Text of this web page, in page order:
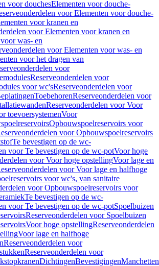
voor douchesElementen voor douche-
voor Elementen voor douche-
voor kranen en
voor Elementen voor kranen en
was- en
voor Elementen voor was- en
voor het dragen van
voor
Reserveonderdelen voor
voor wc'sReserveonderdelen voor
ToebehorenReserveonderdelen voor
Reserveonderdelen voor Voor
toevoersystemenVoor
Opbouwspoelreservoirs voor
voor Opbouwspoelreservoirs
Te bevestigen op de wc-
voor Te bevestigen op de wc-potVoor hoge
voor Voor hoge opstellingVoor lage en
voor Voor lage en halfhoge
voor wc's, van sanitaire
voor Opbouwspoelreservoirs voor
Te bevestigen op de wc-
voor Te bevestigen op de wc-potSpoelbuizen
Reserveonderdelen voor Spoelbuizen
Voor hoge opstellingReserveonderdelen
Voor lage en halfhoge
Reserveonderdelen voor
Reserveonderdelen voor
DichtingenBevestigingenManchetten